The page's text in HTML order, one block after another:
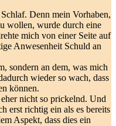
Denn mein Vorhaben,
wollen, wurde durch eine
mich von einer Seite auf
Anwesenheit Schuld an
sondern an dem, was mich
wieder so wach, dass
können.
nicht so prickelnd. Und
erst richtig ein als es bereits
Aspekt, dass dies ein